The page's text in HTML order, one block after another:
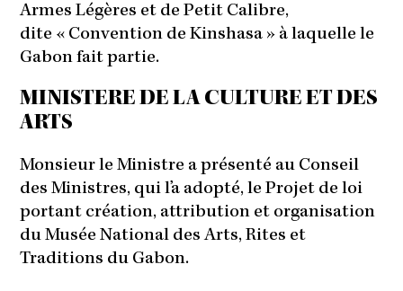
Armes Légères et de Petit Calibre,
dite « Convention de Kinshasa » à laquelle le
Gabon fait partie.
MINISTERE DE LA CULTURE ET DES
ARTS
Monsieur le Ministre a présenté au Conseil
des Ministres, qui l’a adopté, le Projet de loi
portant création, attribution et organisation
du Musée National des Arts, Rites et
Traditions du Gabon.